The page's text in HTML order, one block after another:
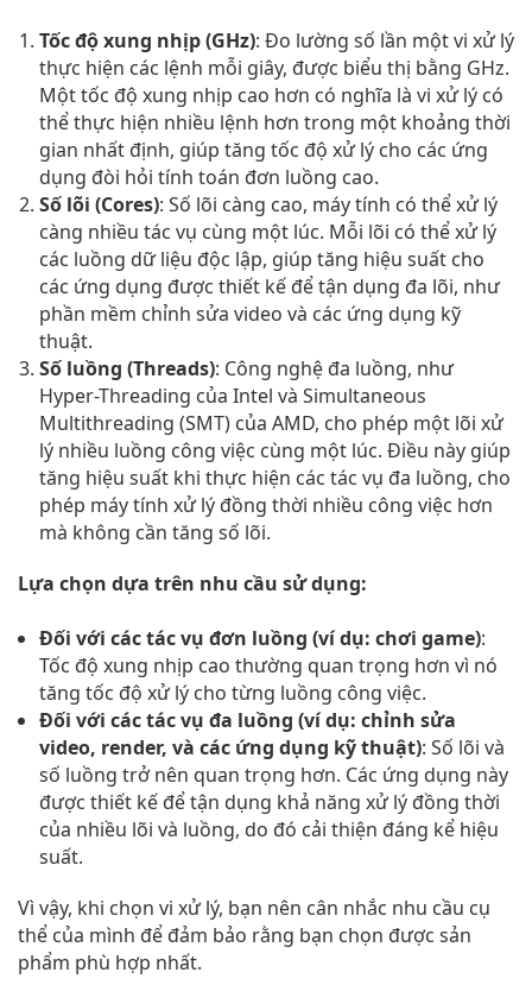
Tốc độ xung nhịp (GHz): Đo lường số lần một vi xử lý
thực hiện các lệnh mỗi giây, được biểu thị bằng GHz.
Một tốc độ xung nhịp cao hơn có nghĩa là vi xử lý có
thể thực hiện nhiều lệnh hơn trong một khoảng thời
gian nhất định, giúp tăng tốc độ xử lý cho các ứng
dụng đòi hỏi tính toán đơn luồng cao.
Số lõi (Cores): Số lõi càng cao, máy tính có thể xử lý
càng nhiều tác vụ cùng một lúc. Mỗi lõi có thể xử lý
các luồng dữ liệu độc lập, giúp tăng hiệu suất cho
các ứng dụng được thiết kế để tận dụng đa lõi, như
phần mềm chỉnh sửa video và các ứng dụng kỹ
thuật.
Số luồng (Threads): Công nghệ đa luồng, như
Hyper-Threading của Intel và Simultaneous
Multithreading (SMT) của AMD, cho phép một lõi xử
lý nhiều luồng công việc cùng một lúc. Điều này giúp
tăng hiệu suất khi thực hiện các tác vụ đa luồng, cho
phép máy tính xử lý đồng thời nhiều công việc hơn
mà không cần tăng số lõi.
Lựa chọn dựa trên nhu cầu sử dụng:
Đối với các tác vụ đơn luồng (ví dụ: chơi game):
Tốc độ xung nhịp cao thường quan trọng hơn vì nó
tăng tốc độ xử lý cho từng luồng công việc.
Đối với các tác vụ đa luồng (ví dụ: chỉnh sửa
video, render, và các ứng dụng kỹ thuật): Số lõi và
số luồng trở nên quan trọng hơn. Các ứng dụng này
được thiết kế để tận dụng khả năng xử lý đồng thời
của nhiều lõi và luồng, do đó cải thiện đáng kể hiệu
suất.
Vì vậy, khi chọn vi xử lý, bạn nên cân nhắc nhu cầu cụ
thể của mình để đảm bảo rằng bạn chọn được sản
phẩm phù hợp nhất.